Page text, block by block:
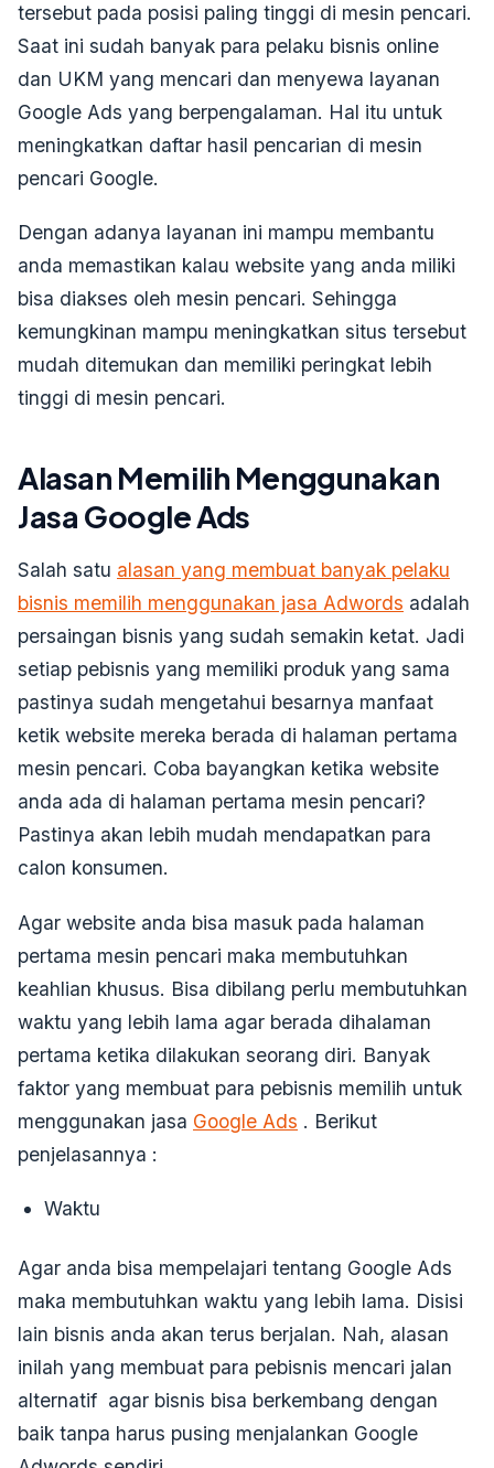
tersebut pada posisi paling tinggi di mesin pencari.
Saat ini sudah banyak para pelaku bisnis online
dan UKM yang mencari dan menyewa layanan
Google Ads yang berpengalaman. Hal itu untuk
meningkatkan daftar hasil pencarian di mesin
pencari Google.
Dengan adanya layanan ini mampu membantu
anda memastikan kalau website yang anda miliki
bisa diakses oleh mesin pencari. Sehingga
kemungkinan mampu meningkatkan situs tersebut
mudah ditemukan dan memiliki peringkat lebih
tinggi di mesin pencari.
Alasan Memilih Menggunakan
Jasa Google Ads
Salah satu alasan yang membuat banyak pelaku
bisnis memilih menggunakan jasa Adwords adalah
persaingan bisnis yang sudah semakin ketat. Jadi
setiap pebisnis yang memiliki produk yang sama
pastinya sudah mengetahui besarnya manfaat
ketik website mereka berada di halaman pertama
mesin pencari. Coba bayangkan ketika website
anda ada di halaman pertama mesin pencari?
Pastinya akan lebih mudah mendapatkan para
calon konsumen.
Agar website anda bisa masuk pada halaman
pertama mesin pencari maka membutuhkan
keahlian khusus. Bisa dibilang perlu membutuhkan
waktu yang lebih lama agar berada dihalaman
pertama ketika dilakukan seorang diri. Banyak
faktor yang membuat para pebisnis memilih untuk
menggunakan jasa Google Ads . Berikut
penjelasannya :
Waktu
Agar anda bisa mempelajari tentang Google Ads
maka membutuhkan waktu yang lebih lama. Disisi
lain bisnis anda akan terus berjalan. Nah, alasan
inilah yang membuat para pebisnis mencari jalan
alternatif agar bisnis bisa berkembang dengan
baik tanpa harus pusing menjalankan Google